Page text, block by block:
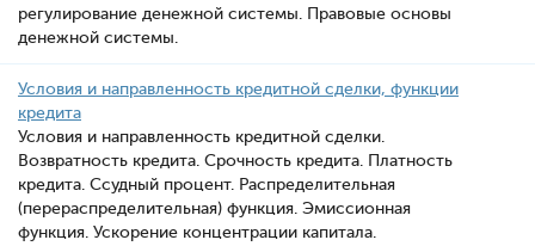
регулирование денежной системы. Правовые основы
денежной системы.
Условия и направленность кредитной сделки, функции
кредита
Условия и направленность кредитной сделки.
Возвратность кредита. Срочность кредита. Платность
кредита. Ссудный процент. Распределительная
(перераспределительная) функция. Эмиссионная
функция. Ускорение концентрации капитала.